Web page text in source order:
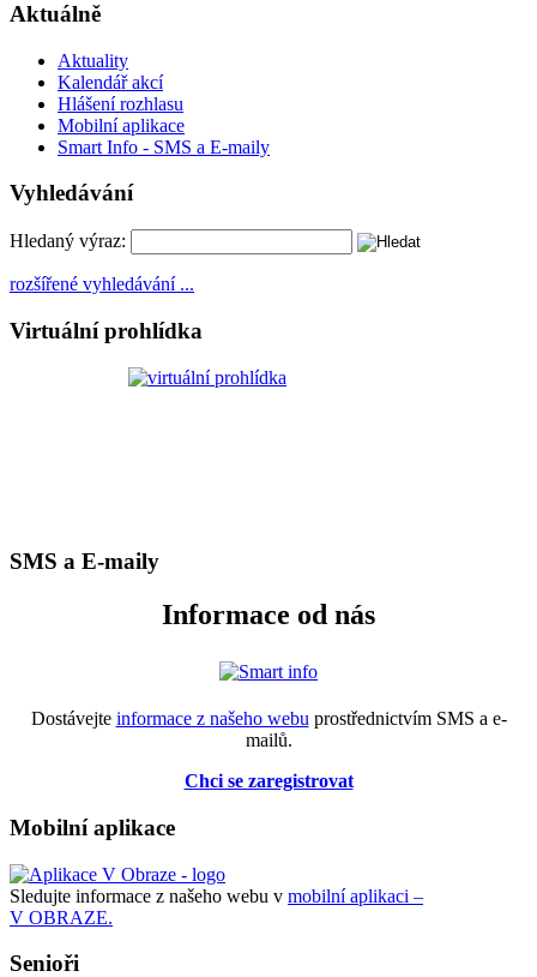
Aktuálně
Aktuality
Kalendář akcí
Hlášení rozhlasu
Mobilní aplikace
Smart Info - SMS a E-maily
Vyhledávání
Hledaný výraz:
rozšířené vyhledávání ...
Virtuální prohlídka
SMS a E-maily
Informace od nás
Dostávejte informace z našeho webu prostřednictvím SMS a e-
mailů.
Chci se zaregistrovat
Mobilní aplikace
Sledujte informace z našeho webu v mobilní aplikaci –
V OBRAZE.
Senioři